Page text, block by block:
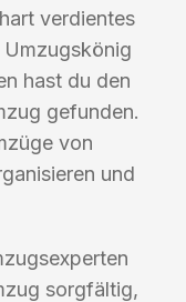
verdientes
Umzugskönig
hast du den
gefunden.
von
und
sorgfältig,